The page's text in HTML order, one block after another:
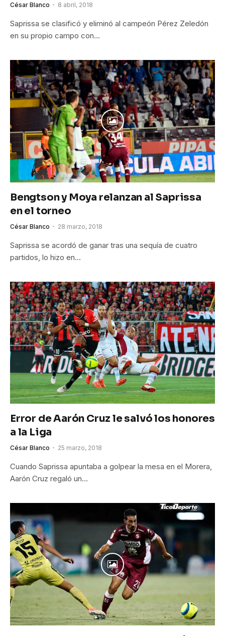
César Blanco 8 abril, 2018
Saprissa se clasificó y eliminó al campeón Pérez Zeledón
en su propio campo con…
Bengtson y Moya relanzan al Saprissa
en el torneo
César Blanco 28 marzo, 2018
Saprissa se acordó de ganar tras una sequía de cuatro
partidos, lo hizo en…
Error de Aarón Cruz le salvó los honores
a la Liga
César Blanco 25 marzo, 2018
Cuando Saprissa apuntaba a golpear la mesa en el Morera,
Aarón Cruz regaló un…